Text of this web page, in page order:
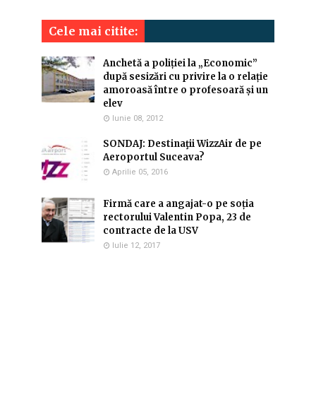
Cele mai citite:
Anchetă a poliției la „Economic”
după sesizări cu privire la o relație
amoroasă între o profesoară și un
elev
Iunie 08, 2012
SONDAJ: Destinaţii WizzAir de pe
Aeroportul Suceava?
Aprilie 05, 2016
Firmă care a angajat-o pe soția
rectorului Valentin Popa, 23 de
contracte de la USV
Iulie 12, 2017